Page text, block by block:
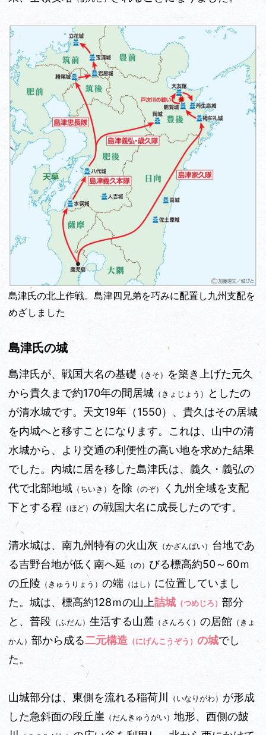
島津氏の北上作戦。島津四兄弟を巧みに配置し九州支配を
めざしました
島津氏の城
島津氏が、戦国大名の基礎 （きそ）
を築き上げた元久
から貴久まで約170年の間居城 （きょじょう）
としたの
が清水城です。天文19年（1550）、貴久はその居城
を内城へと移すことになります。これは、山中の清
水城から、より交通の利便性の高い地を求めた結果
でした。内城に居を移した島津氏は、義久・義弘の
代で北部地域 （ちいき） を除 （のぞ）
く九州全域を支配
下とする程 （ほど） の戦国大名に成長したのです。
清水城は、南九州特有の火山灰 （かざんばい） 台地であ
る吉野台地が低く南へ延
（の） びる標高約50～60ｍ
の丘陵 （きゅうりょう） の端 （はし） に位置していまし
た。城は、標高約128ｍの山上詰城 （つめじろ） 部分
と、普段 （ふだん） 生活する山麓 （さんろく） の居館 （きょ
かん） 部から成る二元構造 （にげんこうぞう） の城でし
た。
山城部分は、東側を流れる稲荷川 （いなりがわ）が形成
した急斜面の段丘崖 （だんきゅうがい） 地形、西側の皷